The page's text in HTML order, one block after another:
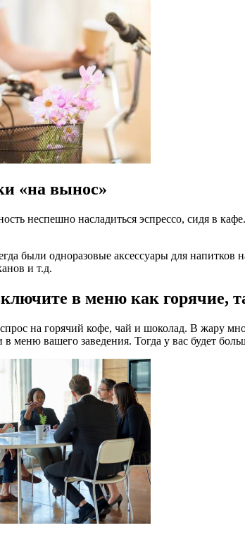
«на вынос»
неспешно насладиться эспрессо, сидя в
были одноразовые аксессуары для
и т.д.
в меню как горячие,
спрос на горячий кофе, чай и шоколад. В жару
меню вашего заведения. Тогда у вас будет